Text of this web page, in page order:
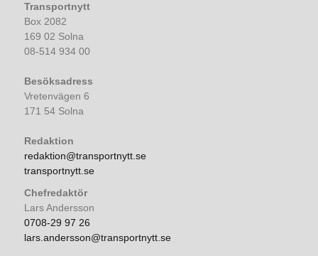
Transportnytt
Box 2082
169 02 Solna
08-514 934 00
Besöksadress
Vretenvägen 6
171 54 Solna
Redaktion
redaktion@transportnytt.se
transportnytt.se
Chefredaktör
Lars Andersson
0708-29 97 26
lars.andersson@transportnytt.se